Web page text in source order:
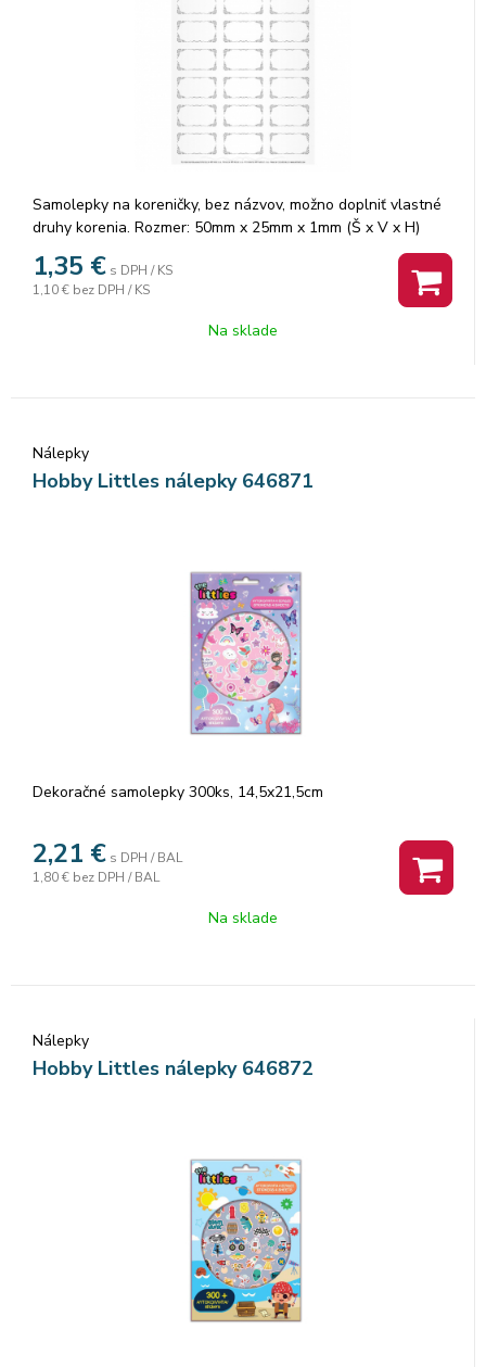
Samolepky na koreničky, bez názvov, možno doplniť vlastné
druhy korenia. Rozmer: 50mm x 25mm x 1mm (Š x V x H)
1,35 € s DPH / KS
1,10 € bez DPH / KS
Na sklade
Nálepky
Hobby Littles nálepky 646871
Dekoračné samolepky 300ks, 14,5x21,5cm
2,21 € s DPH / BAL
1,80 € bez DPH / BAL
Na sklade
Nálepky
Hobby Littles nálepky 646872